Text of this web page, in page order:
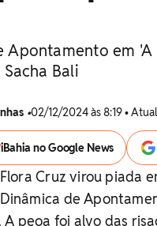
Apontamento em 'A
Bali
•02/12/2024 às 8:19 •
iBahia no Google News
Cruz virou piada
de
A peoa foi alvo das